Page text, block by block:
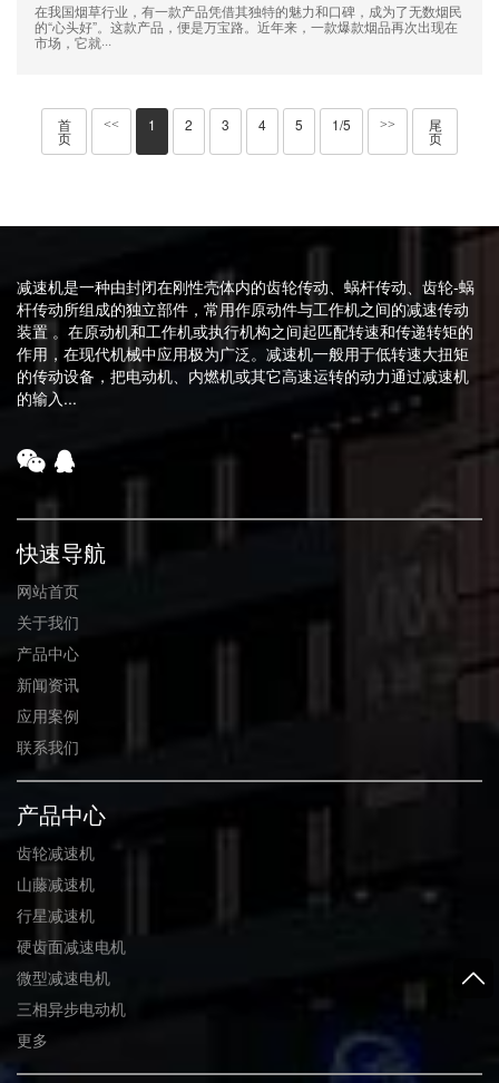
在我国烟草行业，有一款产品凭借其独特的魅力和口碑，成为了无数烟民
的“心头好”。这款产品，便是万宝路。近年来，一款爆款烟品再次出现在
市场，它就···
首
页
<< 1 2 3 4 5 1/5 >> 尾
页
减速机是一种由封闭在刚性壳体内的齿轮传动、蜗杆传动、齿轮-蜗
杆传动所组成的独立部件，常用作原动件与工作机之间的减速传动
装置 。在原动机和工作机或执行机构之间起匹配转速和传递转矩的
作用，在现代机械中应用极为广泛。减速机一般用于低转速大扭矩
的传动设备，把电动机、内燃机或其它高速运转的动力通过减速机
的输入...
快速导航
网站首页
关于我们
产品中心
新闻资讯
应用案例
联系我们
产品中心
齿轮减速机
山藤减速机
行星减速机
硬齿面减速电机
微型减速电机
三相异步电动机
更多